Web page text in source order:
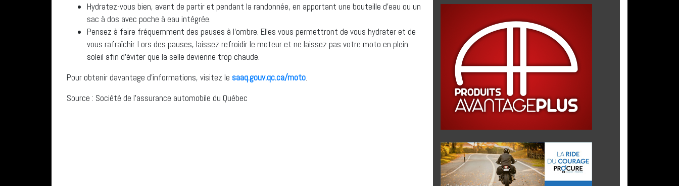
Hydratez-vous bien, avant de partir et pendant la randonnée, en apportant une bouteille d’eau ou un
sac à dos avec poche à eau intégrée.
Pensez à faire fréquemment des pauses à l’ombre. Elles vous permettront de vous hydrater et de
vous rafraîchir. Lors des pauses, laissez refroidir le moteur et ne laissez pas votre moto en plein
soleil afin d’éviter que la selle devienne trop chaude.
Pour obtenir davantage d’informations, visitez le saaq.gouv.qc.ca/moto.
Source : Société de l’assurance automobile du Québec